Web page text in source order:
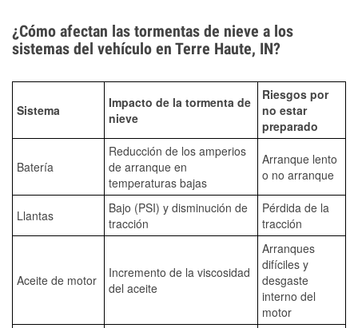
¿Cómo afectan las tormentas de nieve a los
sistemas del vehículo en Terre Haute, IN?
Sistema
Impacto de la tormenta de
nieve
Riesgos por
no estar
preparado
Batería
Reducción de los amperios
de arranque en
temperaturas bajas
Arranque lento
o no arranque
Llantas
Bajo (PSI) y disminución de
tracción
Pérdida de la
tracción
Aceite de motor
Incremento de la viscosidad
del aceite
Arranques
difíciles y
desgaste
interno del
motor